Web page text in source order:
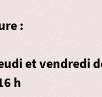
:
et vendredi
h